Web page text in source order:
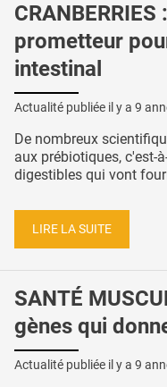
prometteur
intestinal
Actualité publiée il y a 9
De nombreux
aux prébiotiques, c'est-
digestibles qui vont
LIRE LA SUITE
SANTÉ
gènes qui
Actualité publiée il y a 9